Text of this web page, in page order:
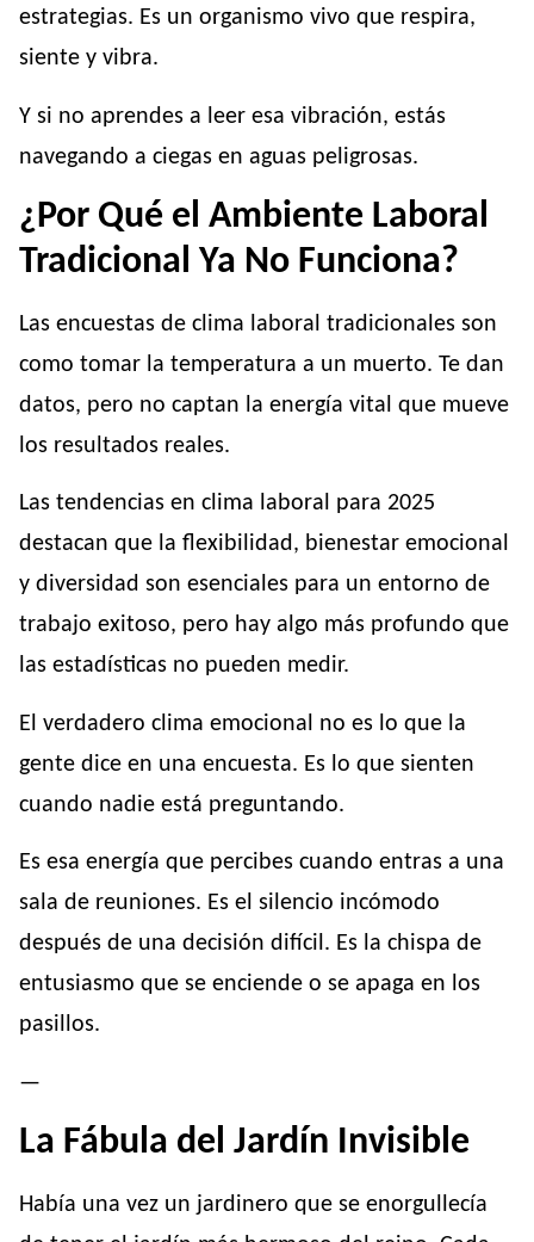
estrategias. Es un organismo vivo que respira,
siente y vibra.
Y si no aprendes a leer esa vibración, estás
navegando a ciegas en aguas peligrosas.
¿Por Qué el Ambiente Laboral
Tradicional Ya No Funciona?
Las encuestas de clima laboral tradicionales son
como tomar la temperatura a un muerto. Te dan
datos, pero no captan la energía vital que mueve
los resultados reales.
Las tendencias en clima laboral para 2025
destacan que la flexibilidad, bienestar emocional
y diversidad son esenciales para un entorno de
trabajo exitoso, pero hay algo más profundo que
las estadísticas no pueden medir.
El verdadero clima emocional no es lo que la
gente dice en una encuesta. Es lo que sienten
cuando nadie está preguntando.
Es esa energía que percibes cuando entras a una
sala de reuniones. Es el silencio incómodo
después de una decisión difícil. Es la chispa de
entusiasmo que se enciende o se apaga en los
pasillos.
—
La Fábula del Jardín Invisible
Había una vez un jardinero que se enorgullecía